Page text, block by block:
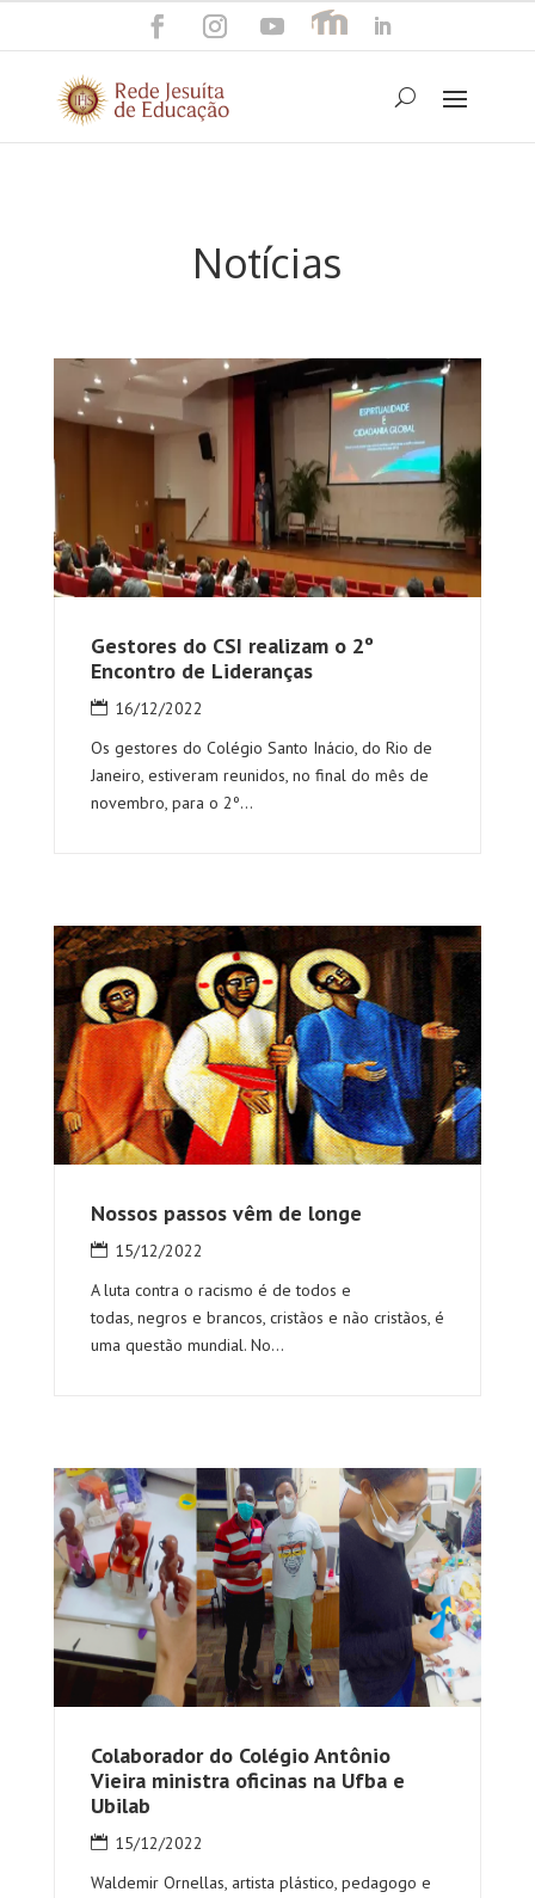
Notícias
Gestores do CSI realizam o 2º
Encontro de Lideranças
16/12/2022
Os gestores do Colégio Santo Inácio, do Rio de
Janeiro, estiveram reunidos, no final do mês de
novembro, para o 2º...
Nossos passos vêm de longe
15/12/2022
A luta contra o racismo é de todos e
todas, negros e brancos, cristãos e não cristãos, é
uma questão mundial. No...
Colaborador do Colégio Antônio
Vieira ministra oficinas na Ufba e
Ubilab
15/12/2022
Waldemir Ornellas, artista plástico, pedagogo e